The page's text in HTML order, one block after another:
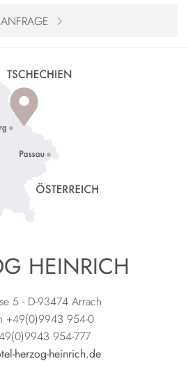
ANFRAGE
HEINRICH
5 - D-93474 Arrach
+49(0)9943 954-0
954-777
herzog-heinrich.de